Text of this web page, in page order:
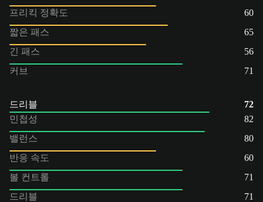
프리킥 정확도
60
짧은 패스
65
긴 패스
56
커브
71
드리블
72
민첩성
82
밸런스
80
반응 속도
60
볼 컨트롤
71
드리블
71